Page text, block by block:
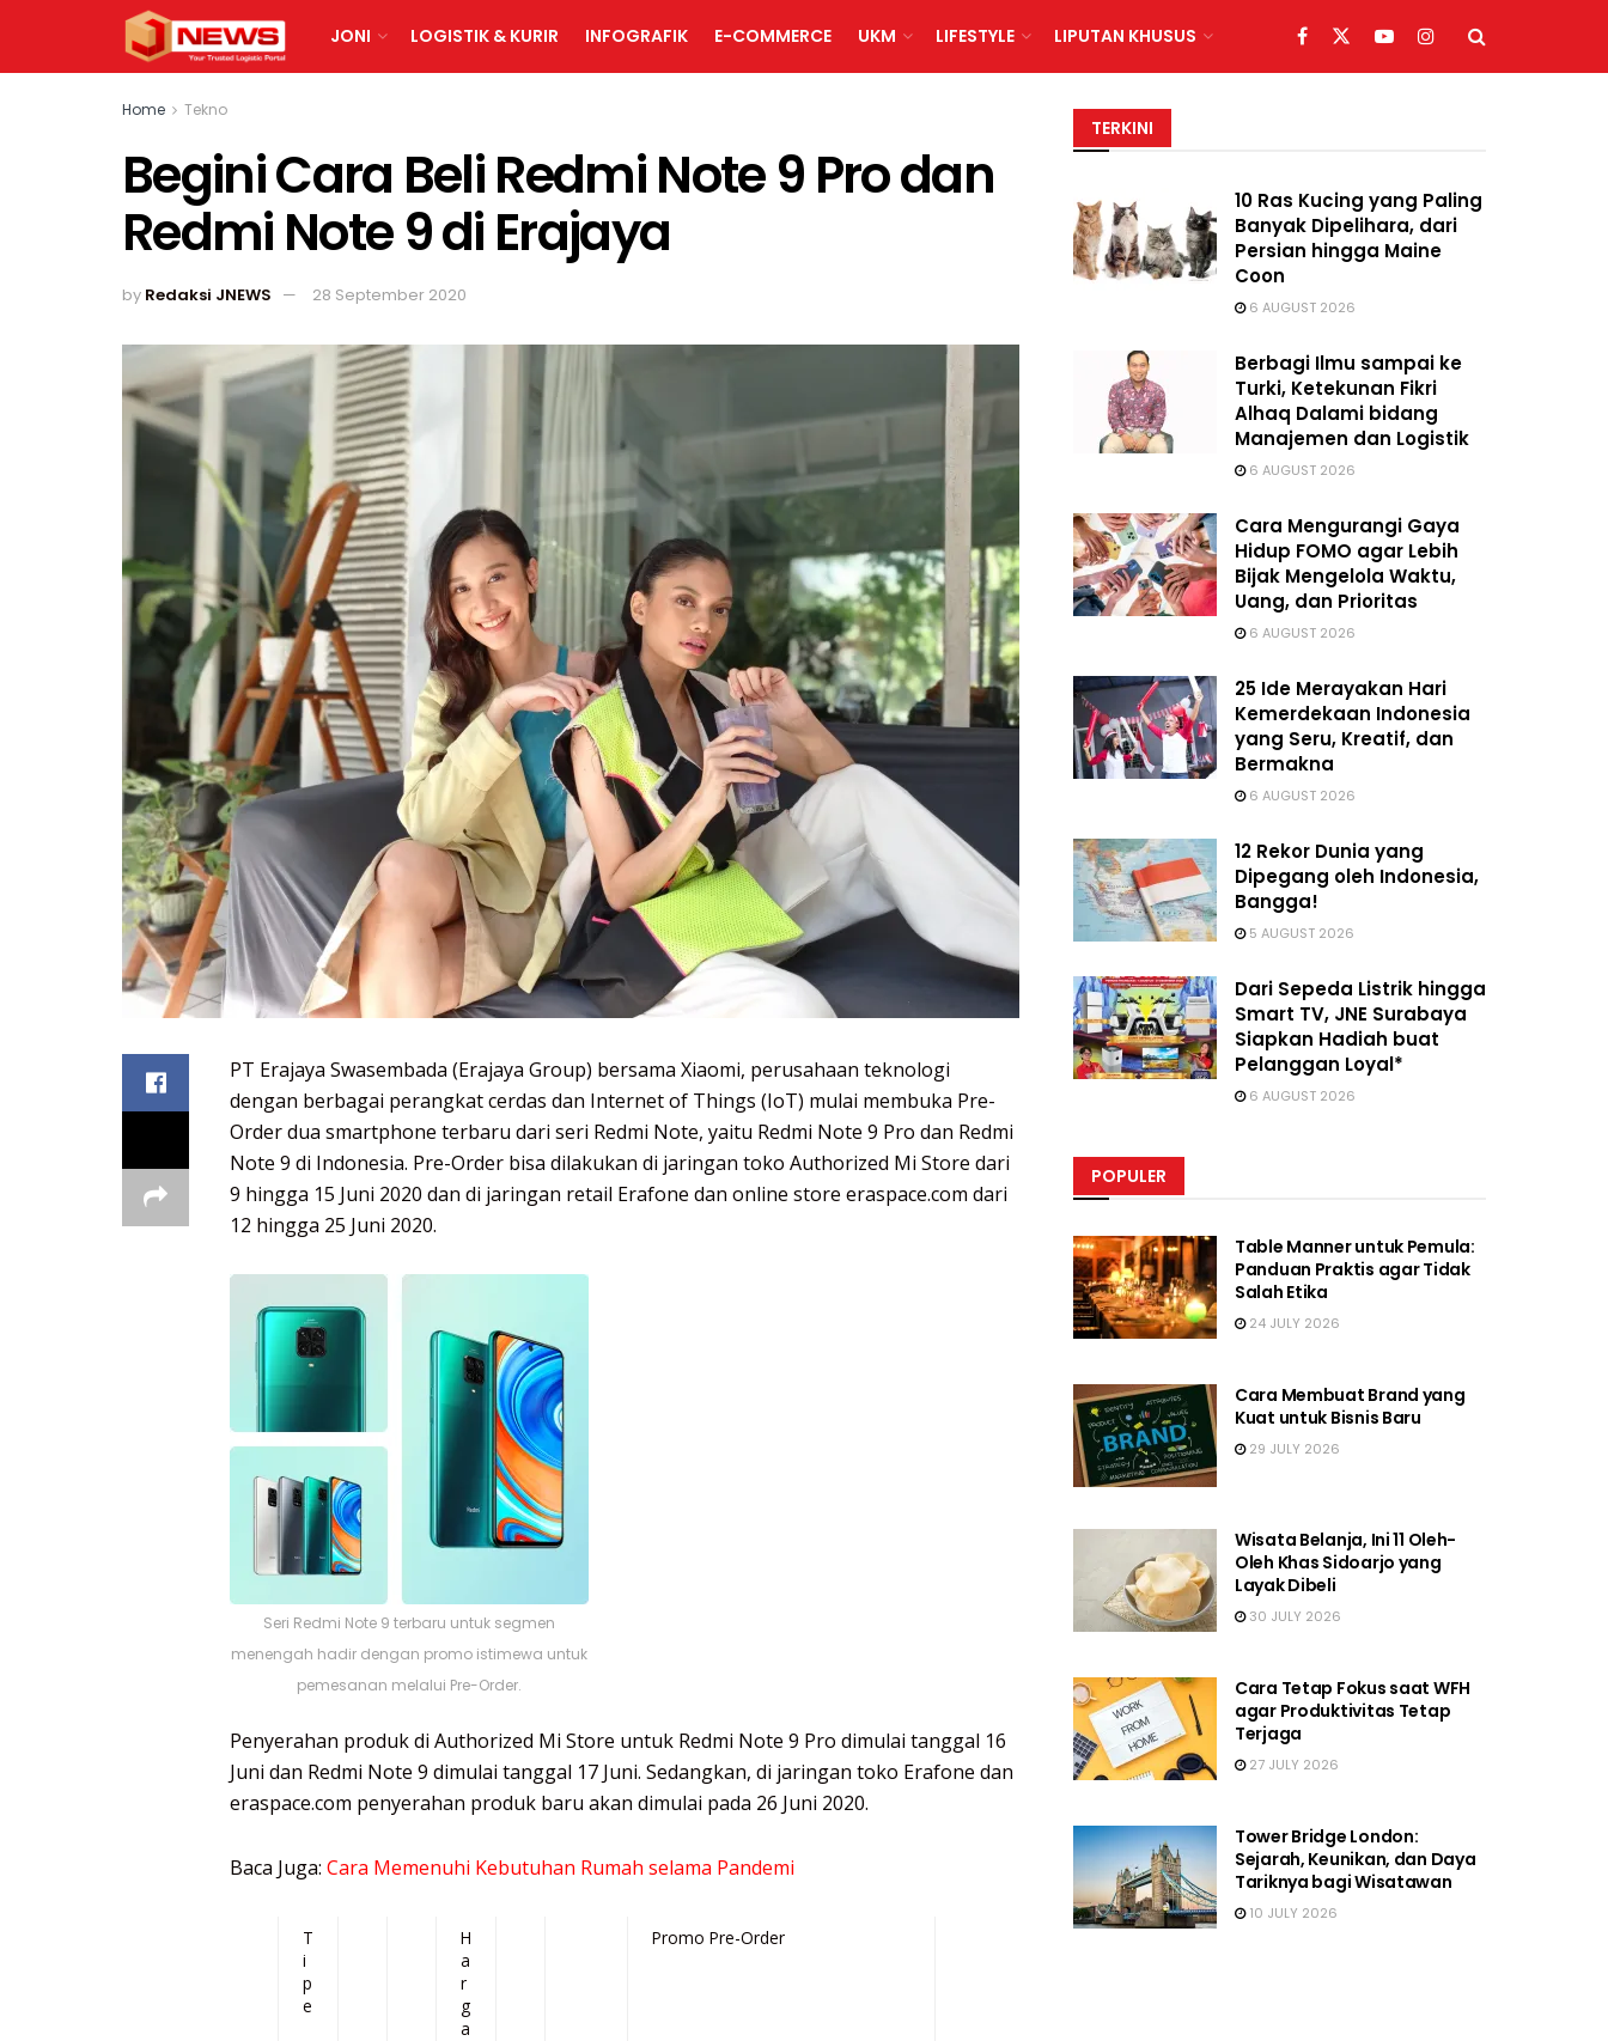
JONI LOGISTIK & KURIR INFOGRAFIK E-COMMERCE UKM LIFESTYLE LIPUTAN KHUSUS
Home Tekno
Begini Cara Beli Redmi Note 9 Pro dan
Redmi Note 9 di Erajaya
by Redaksi JNEWS 28 September 2020
PT Erajaya Swasembada (Erajaya Group) bersama Xiaomi, perusahaan teknologi
dengan berbagai perangkat cerdas dan Internet of Things (IoT) mulai membuka Pre-
Order dua smartphone terbaru dari seri Redmi Note, yaitu Redmi Note 9 Pro dan Redmi
Note 9 di Indonesia. Pre-Order bisa dilakukan di jaringan toko Authorized Mi Store dari
9 hingga 15 Juni 2020 dan di jaringan retail Erafone dan online store eraspace.com dari
12 hingga 25 Juni 2020.
Seri Redmi Note 9 terbaru untuk segmen
menengah hadir dengan promo istimewa untuk
pemesanan melalui Pre-Order.
Penyerahan produk di Authorized Mi Store untuk Redmi Note 9 Pro dimulai tanggal 16
Juni dan Redmi Note 9 dimulai tanggal 17 Juni. Sedangkan, di jaringan toko Erafone dan
eraspace.com penyerahan produk baru akan dimulai pada 26 Juni 2020.
Baca Juga: Cara Memenuhi Kebutuhan Rumah selama Pandemi
T
i
p
e
H
a
r
g
a
Promo Pre-Order
TERKINI
10 Ras Kucing yang Paling
Banyak Dipelihara, dari
Persian hingga Maine
Coon
6 AUGUST 2026
Berbagi Ilmu sampai ke
Turki, Ketekunan Fikri
Alhaq Dalami bidang
Manajemen dan Logistik
6 AUGUST 2026
Cara Mengurangi Gaya
Hidup FOMO agar Lebih
Bijak Mengelola Waktu,
Uang, dan Prioritas
6 AUGUST 2026
25 Ide Merayakan Hari
Kemerdekaan Indonesia
yang Seru, Kreatif, dan
Bermakna
6 AUGUST 2026
12 Rekor Dunia yang
Dipegang oleh Indonesia,
Bangga!
5 AUGUST 2026
Dari Sepeda Listrik hingga
Smart TV, JNE Surabaya
Siapkan Hadiah buat
Pelanggan Loyal*
6 AUGUST 2026
POPULER
Table Manner untuk Pemula:
Panduan Praktis agar Tidak
Salah Etika
24 JULY 2026
Cara Membuat Brand yang
Kuat untuk Bisnis Baru
29 JULY 2026
Wisata Belanja, Ini 11 Oleh-
Oleh Khas Sidoarjo yang
Layak Dibeli
30 JULY 2026
Cara Tetap Fokus saat WFH
agar Produktivitas Tetap
Terjaga
27 JULY 2026
Tower Bridge London:
Sejarah, Keunikan, dan Daya
Tariknya bagi Wisatawan
10 JULY 2026